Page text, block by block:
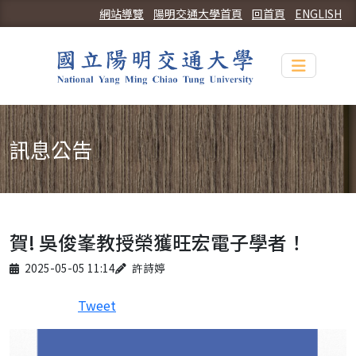
ENGLISH
回首頁
陽明交通大學首頁
網站導覽
Toggle
訊息公告
賀! 吳俊峯教授榮獲旺宏電子學者！
Published on
2025-05-05 11:14
Author 許詩婷
Tweet